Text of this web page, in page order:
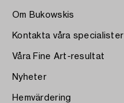
Om Bukowskis
Kontakta våra specialister
Våra Fine Art-resultat
Nyheter
Hemvärdering